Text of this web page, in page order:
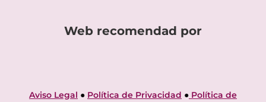
Web recomendad por
Aviso Legal ● Política de Privacidad ●Política de